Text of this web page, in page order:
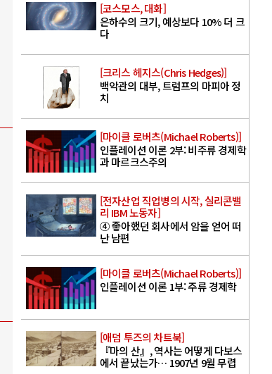
[코스모스, 대화]
은하수의 크기, 예상보다 10% 더 크
다
[크리스 헤지스(Chris Hedges)]
백악관의 대부, 트럼프의 마피아 정
치
[마이클 로버츠(Michael Roberts)]
인플레이션 이론 2부: 비주류 경제학
과 마르크스주의
[전자산업 직업병의 시작, 실리콘밸
리 IBM 노동자]
④ 좋아했던 회사에서 암을 얻어 떠
난 남편
[마이클 로버츠(Michael Roberts)]
인플레이션 이론 1부: 주류 경제학
[애덤 투즈의 차트북]
『마의 산』, 역사는 어떻게 다보스
에서 끝났는가… 1907년 9월 무렵